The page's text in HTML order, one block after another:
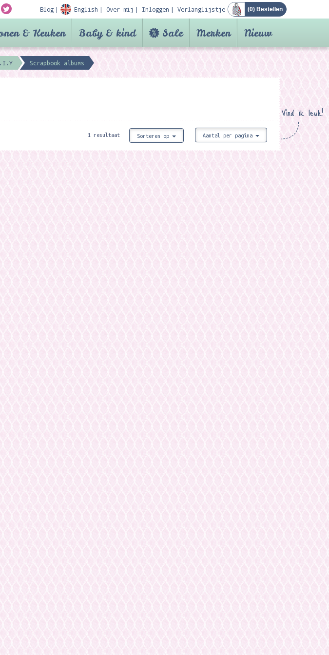
Blog English Over mij Inloggen Verlanglijstje (0) Bestellen
& Keuken Baby & kind Sale Merken Nieuw
Scrapbook albums
Vind ik leuk!
1 resultaat Sorteren op Aantal per pagina